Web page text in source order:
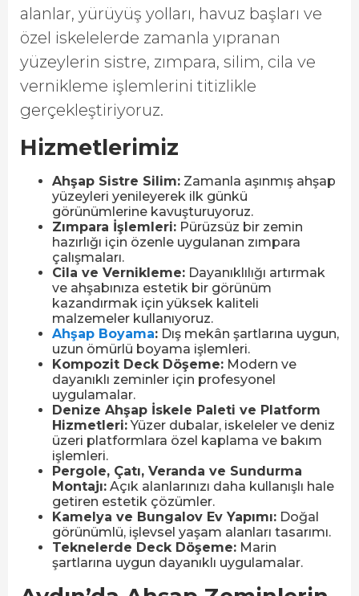
alanlar, yürüyüş yolları, havuz başları ve
özel iskelelerde zamanla yıpranan
yüzeylerin sistre, zımpara, silim, cila ve
vernikleme işlemlerini titizlikle
gerçekleştiriyoruz.
Hizmetlerimiz
Ahşap Sistre Silim: Zamanla aşınmış ahşap
yüzeyleri yenileyerek ilk günkü
görünümlerine kavuşturuyoruz.
Zımpara İşlemleri: Pürüzsüz bir zemin
hazırlığı için özenle uygulanan zımpara
çalışmaları.
Cila ve Vernikleme: Dayanıklılığı artırmak
ve ahşabınıza estetik bir görünüm
kazandırmak için yüksek kaliteli
malzemeler kullanıyoruz.
Ahşap Boyama: Dış mekân şartlarına uygun,
uzun ömürlü boyama işlemleri.
Kompozit Deck Döşeme: Modern ve
dayanıklı zeminler için profesyonel
uygulamalar.
Denize Ahşap İskele Paleti ve Platform
Hizmetleri:Yüzer dubalar, iskeleler ve deniz
üzeri platformlara özel kaplama ve bakım
işlemleri.
Pergole, Çatı, Veranda ve Sundurma
Montajı: Açık alanlarınızı daha kullanışlı hale
getiren estetik çözümler.
Kamelya ve Bungalov Ev Yapımı: Doğal
görünümlü, işlevsel yaşam alanları tasarımı.
Teknelerde Deck Döşeme: Marin
şartlarına uygun dayanıklı uygulamalar.